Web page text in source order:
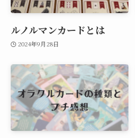
ルノルマンカードとは
2024年9月28日